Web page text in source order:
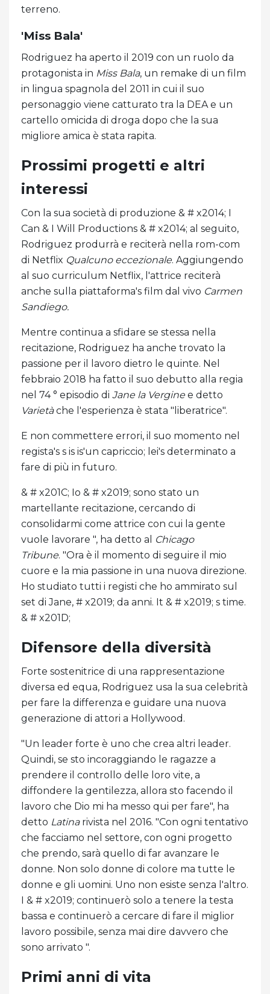
terreno.
'Miss Bala'
Rodriguez ha aperto il 2019 con un ruolo da
protagonista in Miss Bala, un remake di un film
in lingua spagnola del 2011 in cui il suo
personaggio viene catturato tra la DEA e un
cartello omicida di droga dopo che la sua
migliore amica è stata rapita.
Prossimi progetti e altri
interessi
Con la sua società di produzione & # x2014; I
Can & I Will Productions & # x2014; al seguito,
Rodriguez produrrà e reciterà nella rom-com
di Netflix Qualcuno eccezionale. Aggiungendo
al suo curriculum Netflix, l'attrice reciterà
anche sulla piattaforma's film dal vivo Carmen
Sandiego.
Mentre continua a sfidare se stessa nella
recitazione, Rodriguez ha anche trovato la
passione per il lavoro dietro le quinte. Nel
febbraio 2018 ha fatto il suo debutto alla regia
nel 74 ° episodio di Jane la Verginee detto
Varietàche l'esperienza è stata "liberatrice".
E non commettere errori, il suo momento nel
regista's s is is'un capriccio; lei's determinato a
fare di più in futuro.
& # x201C; Io & # x2019; sono stato un
martellante recitazione, cercando di
consolidarmi come attrice con cui la gente
vuole lavorare ", ha detto al
Chicago
Tribune. "Ora è il momento di seguire il mio
cuore e la mia passione in una nuova direzione.
Ho studiato tutti i registi che ho ammirato sul
set di Jane, # x2019; da anni. It & # x2019; s time.
& # x201D;
Difensore della diversità
Forte sostenitrice di una rappresentazione
diversa ed equa, Rodriguez usa la sua celebrità
per fare la differenza e guidare una nuova
generazione di attori a Hollywood.
"Un leader forte è uno che crea altri leader.
Quindi, se sto incoraggiando le ragazze a
prendere il controllo delle loro vite, a
diffondere la gentilezza, allora sto facendo il
lavoro che Dio mi ha messo qui per fare", ha
detto Latinarivista nel 2016. "Con ogni tentativo
che facciamo nel settore, con ogni progetto
che prendo, sarà quello di far avanzare le
donne. Non solo donne di colore ma tutte le
donne e gli uomini. Uno non esiste senza l'altro.
I & # x2019; continuerò solo a tenere la testa
bassa e continuerò a cercare di fare il miglior
lavoro possibile, senza mai dire davvero che
sono arrivato ".
Primi anni di vita